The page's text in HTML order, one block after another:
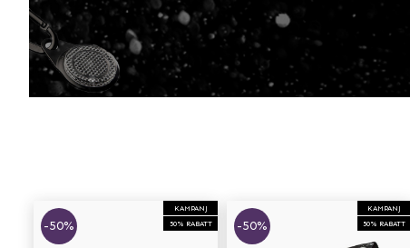
KAMPANJ
50% RABATT
-50%
KAMPANJ
50% RABATT
-50%